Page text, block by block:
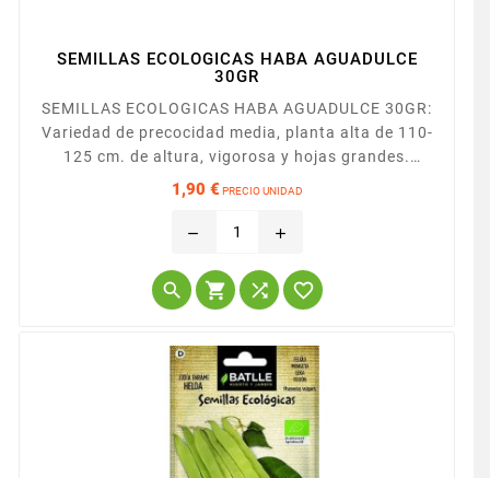
SEMILLAS ECOLOGICAS HABA AGUADULCE
30GR
SEMILLAS ECOLOGICAS HABA AGUADULCE 30GR:
Variedad de precocidad media, planta alta de 110-
125 cm. de altura, vigorosa y hojas grandes.
Vainas muy largas de 30-35 cm, de disposición
= 1800 gr.) y color marrón. Muy buena resistencia
adecuada para el mercado fresco.
1,90 € PRECIO UNIDAD
remove add
   